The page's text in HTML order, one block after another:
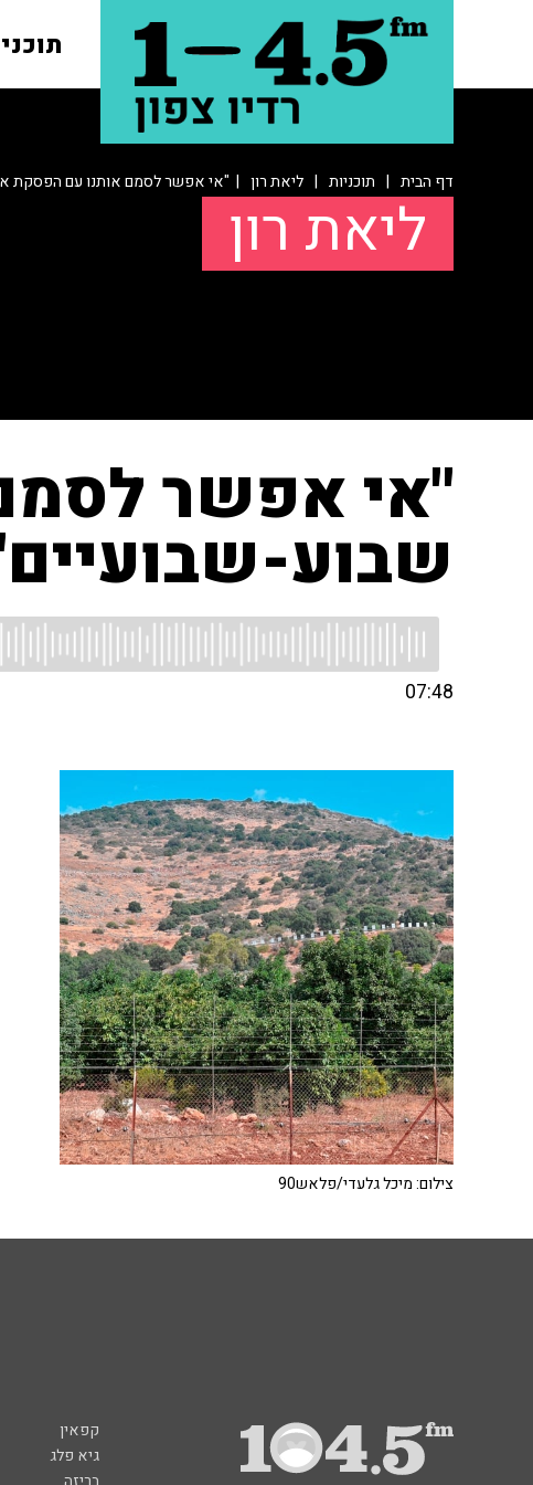
דף הבית | תוכניות | ליאת רון | "אי אפשר לסמם אותנו עם הפסקת
ליאת רון
"אי אפשר
שבוע-
07:48
צילום: מיכל גלעדי/פלאש90
קפאין
גיא פלג